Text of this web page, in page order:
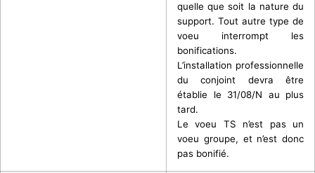
quelle que soit la nature du
support. Tout autre type de
voeu interrompt les
bonifications.
L’installation professionnelle
du conjoint devra être
établie le 31/08/N au plus
tard.
Le voeu TS n’est pas un
voeu groupe, et n’est donc
pas bonifié.